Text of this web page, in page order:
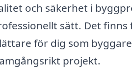
och säkerhet i
sätt. Det
för dig som
projekt.